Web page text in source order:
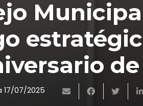
17/07/2025